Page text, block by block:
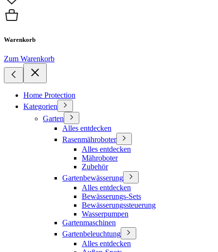
Warenkorb
Zum Warenkorb
Home Protection
Kategorien
Garten
Alles entdecken
Rasenmähroboter
Alles entdecken
Mähroboter
Zubehör
Gartenbewässerung
Alles entdecken
Bewässerungs-Sets
Bewässerungssteuerung
Wasserpumpen
Gartenmaschinen
Gartenbeleuchtung
Alles entdecken